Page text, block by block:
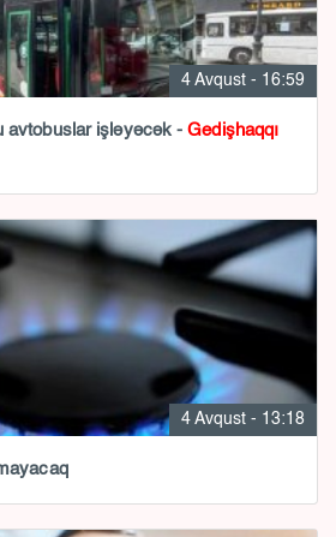
4 Avqust - 16:59
avtobuslar işləyəcək -Gedişhaqqı
4 Avqust - 13:18